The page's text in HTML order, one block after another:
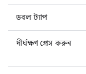
ডবল ট্যাপ
দীর্ঘক্ষণ প্রেস করুন